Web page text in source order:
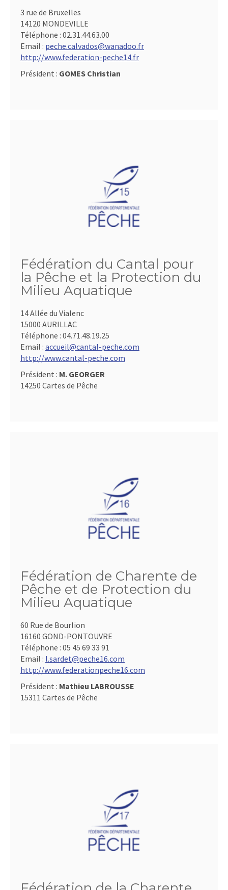
3 rue de Bruxelles
14120 MONDEVILLE
Téléphone : 02.31.44.63.00
Email : peche.calvados@wanadoo.fr
http://www.federation-peche14.fr
Président : GOMES Christian
Fédération du Cantal pour
la Pêche et la Protection du
Milieu Aquatique
14 Allée du Vialenc
15000 AURILLAC
Téléphone : 04.71.48.19.25
Email : accueil@cantal-peche.com
http://www.cantal-peche.com
Président : M. GEORGER
14250 Cartes de Pêche
Fédération de Charente de
Pêche et de Protection du
Milieu Aquatique
60 Rue de Bourlion
16160 GOND-PONTOUVRE
Téléphone : 05 45 69 33 91
Email : l.sardet@peche16.com
http://www.federationpeche16.com
Président : Mathieu LABROUSSE
15311 Cartes de Pêche